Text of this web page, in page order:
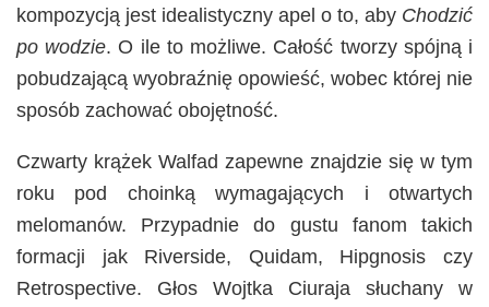
kompozycją jest idealistyczny apel o to, aby Chodzić
po wodzie. O ile to możliwe. Całość tworzy spójną i
pobudzającą wyobraźnię opowieść, wobec której nie
sposób zachować obojętność.
Czwarty krążek Walfad zapewne znajdzie się w tym
roku pod choinką wymagających i otwartych
melomanów. Przypadnie do gustu fanom takich
formacji jak Riverside, Quidam, Hipgnosis czy
Retrospective. Głos Wojtka Ciuraja słuchany w